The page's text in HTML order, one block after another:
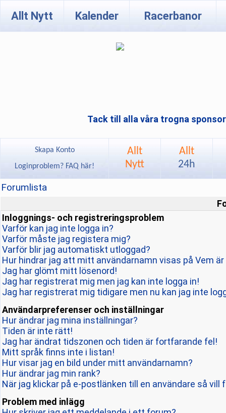
Allt Nytt Kalender Racerbanor
Tack till alla våra trogna
Skapa Konto
Loginproblem? FAQ här!
Allt
Nytt
Allt
24h
Forumlista
Inloggnings- och registreringsproblem
Varför kan jag inte logga in?
Varför måste jag registera mig?
Varför blir jag automatiskt utloggad?
Hur hindrar jag att mitt användarnamn visas på Vem
Jag har glömt mitt lösenord!
Jag har registrerat mig men jag kan inte logga in!
Jag har registrerat mig tidigare men nu kan jag inte
Användarpreferenser och inställningar
Hur ändrar jag mina inställningar?
Tiden är inte rätt!
Jag har ändrat tidszonen och tiden är fortfarande fel!
Mitt språk finns inte i listan!
Hur visar jag en bild under mitt användarnamn?
Hur ändrar jag min rank?
När jag klickar på e-postlänken till en användare så vill
Problem med inlägg